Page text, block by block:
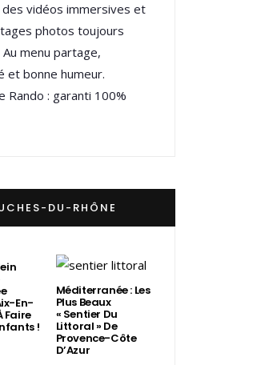
vidéos immersives et
photos toujours
menu partage,
et bonne humeur.
Rando : garanti 100%
DU-RHÔNE
En-
Faire
!
Méditerranée : Les
Plus Beaux
« Sentier Du
Littoral » De
Provence-Côte
D’Azur